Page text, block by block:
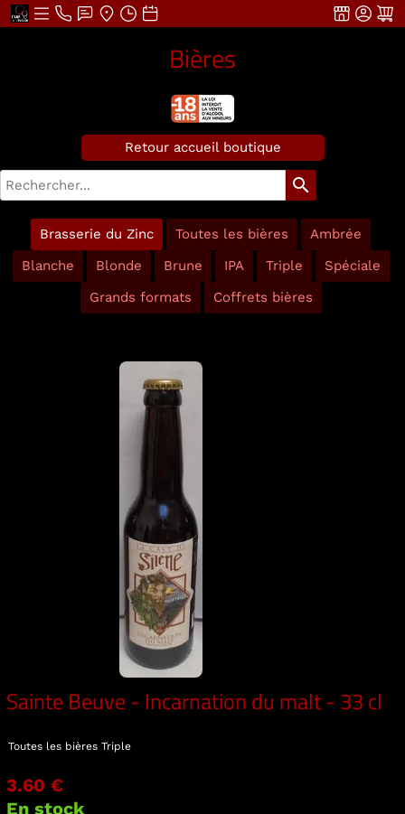
Bières
Retour accueil boutique
search
Brasserie du Zinc Toutes les bières
Ambrée
Blanche
Blonde Brune IPA Triple
Spéciale
Grands formats
Coffrets bières
Sainte Beuve - Incarnation du malt - 33 cl
Toutes les bières Triple
3.60 €
En stock